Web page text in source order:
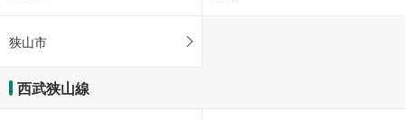
狭山市
西武狭山線